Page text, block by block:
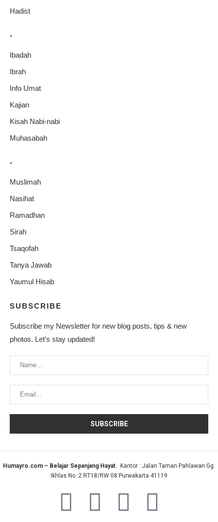
Hadist
-
Ibadah
Ibrah
Info Umat
Kajian
Kisah Nabi-nabi
Muhasabah
-
Muslimah
Nasihat
Ramadhan
Sirah
Tsaqofah
Tanya Jawab
Yaumul Hisab
SUBSCRIBE
Subscribe my Newsletter for new blog posts, tips & new
photos. Let's stay updated!
Humayro.com – Belajar Sepanjang Hayat. Kantor : Jalan Taman Pahlawan Gg.
Ikhlas No. 2 RT18/RW 08 Purwakarta 41119